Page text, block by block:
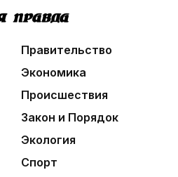
Правительство
Экономика
Происшествия
Закон и Порядок
Экология
Спорт